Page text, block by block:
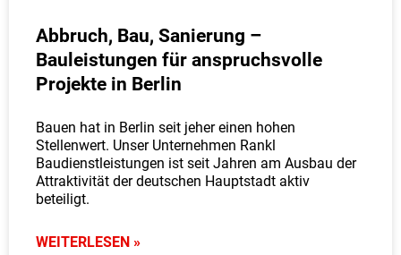
Abbruch, Bau, Sanierung –
Bauleistungen für anspruchsvolle
Projekte in Berlin
Bauen hat in Berlin seit jeher einen hohen
Stellenwert. Unser Unternehmen Rankl
Baudienstleistungen ist seit Jahren am Ausbau der
Attraktivität der deutschen Hauptstadt aktiv
beteiligt.
WEITERLESEN »